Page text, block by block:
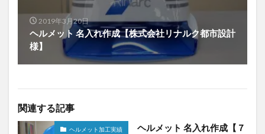
2019年3月20日
ヘルメット 名入れ作成【株式会社リナルク都市設計
様】
関連する記事
ヘルメット加工実績
ヘルメット 名入れ作成【７